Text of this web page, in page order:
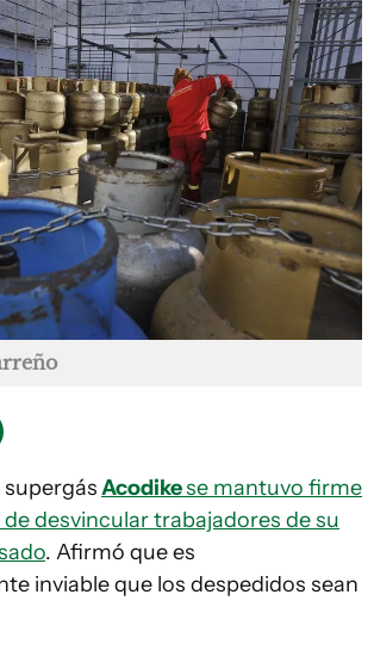
Acodikese mantuvo firme
desvincular trabajadores de su
. Afirmó que es
inviable que los despedidos sean